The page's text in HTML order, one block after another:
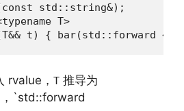
std::string&);
T>
t) { bar(std::forward
rvalue， T 推导为
，`std::forward